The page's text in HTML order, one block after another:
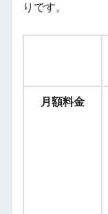
りです。
月額料金